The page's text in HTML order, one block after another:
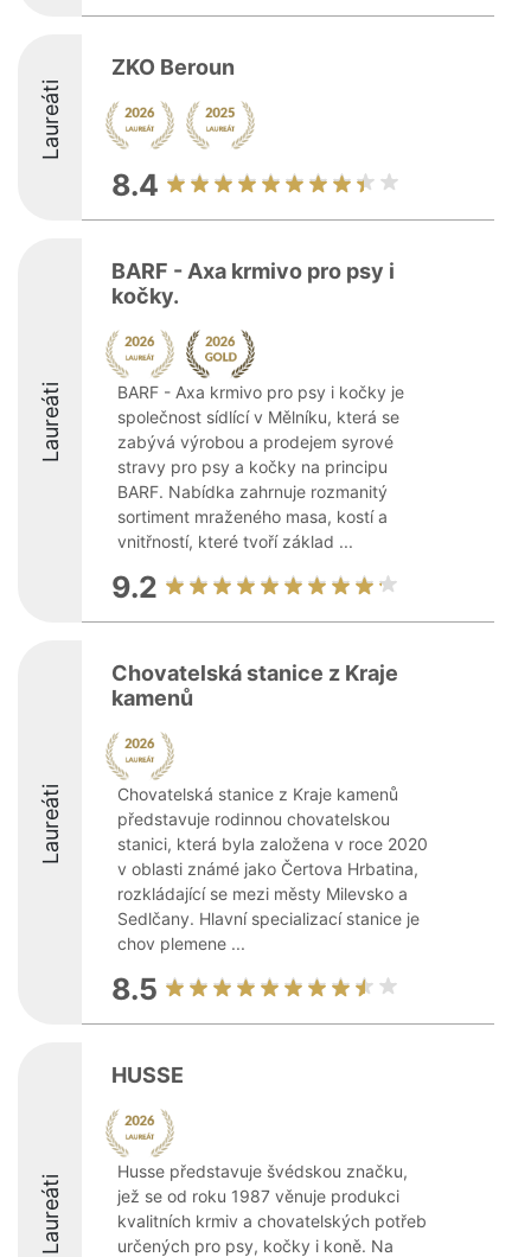
Laureáti
ZKO Beroun
8.4
Laureáti
BARF - Axa krmivo pro psy i
kočky.
BARF - Axa krmivo pro psy i kočky je
společnost sídlící v Mělníku, která se
zabývá výrobou a prodejem syrové
stravy pro psy a kočky na principu
BARF. Nabídka zahrnuje rozmanitý
sortiment mraženého masa, kostí a
vnitřností, které tvoří základ ...
9.2
Laureáti
Chovatelská stanice z Kraje
kamenů
Chovatelská stanice z Kraje kamenů
představuje rodinnou chovatelskou
stanici, která byla založena v roce 2020
v oblasti známé jako Čertova Hrbatina,
rozkládající se mezi městy Milevsko a
Sedlčany. Hlavní specializací stanice je
chov plemene ...
8.5
Laureáti
HUSSE
Husse představuje švédskou značku,
jež se od roku 1987 věnuje produkci
kvalitních krmiv a chovatelských potřeb
určených pro psy, kočky i koně. Na